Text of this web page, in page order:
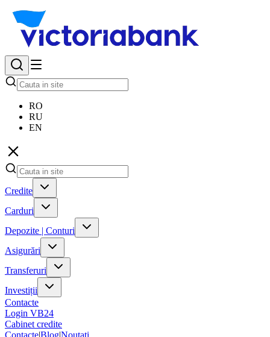
RO
RU
EN
Credite
Carduri
Depozite | Conturi
Asigurări
Transferuri
Investiții
Contacte
Login VB24
Cabinet credite
Contacte|Blog|Noutati